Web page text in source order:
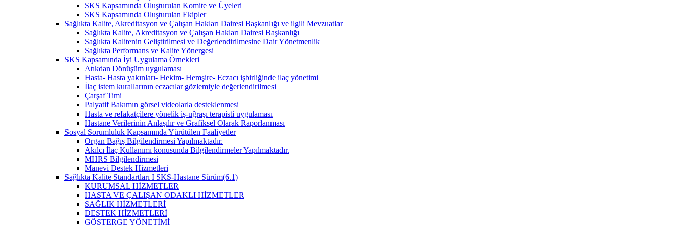
SKS Kapsamında Oluşturulan Komite ve Üyeleri
SKS Kapsamında Oluşturulan Ekipler
Sağlıkta Kalite, Akreditasyon ve Çalışan Hakları Dairesi Başkanlığı ve ilgili Mevzuatlar
Sağlıkta Kalite, Akreditasyon ve Çalışan Hakları Dairesi Başkanlığı
Sağlıkta Kalitenin Geliştirilmesi ve Değerlendirilmesine Dair Yönetmenlik
Sağlıkta Performans ve Kalite Yönergesi
SKS Kapsamında İyi Uygulama Örnekleri
Atıkdan Dönüşüm uygulaması
Hasta- Hasta yakınları- Hekim- Hemşire- Eczacı işbirliğinde ilaç yönetimi
İlaç istem kurallarının eczacılar gözlemiyle değerlendirilmesi
Çarşaf Timi
Palyatif Bakımın görsel videolarla desteklenmesi
Hasta ve refakatçilere yönelik iş-uğraşı terapisti uygulaması
Hastane Verilerinin Anlaşılır ve Grafiksel Olarak Raporlanması
Sosyal Sorumluluk Kapsamında Yürütülen Faaliyetler
Organ Bağış Bilgilendirmesi Yapılmaktadır.
Akılcı İlaç Kullanımı konusunda Bilgilendirmeler Yapılmaktadır.
MHRS Bilgilendirmesi
Manevi Destek Hizmetleri
Sağlıkta Kalite Standartları I SKS-Hastane Sürüm(6.1)
KURUMSAL HİZMETLER
HASTA VE ÇALIŞAN ODAKLI HİZMETLER
SAĞLIK HİZMETLERİ
DESTEK HİZMETLERİ
GÖSTERGE YÖNETİMİ